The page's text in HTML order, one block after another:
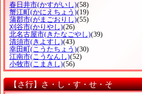
春日井市(かすがいし)(58)
蟹江町 (かにえちょう)(19)
蒲郡市(がまごおりし)(55)
刈谷市(かりやし)(26)
北名古屋市(きたなごやし)(39)
清須市(きよすし)(43)
幸田町 (こうたちょう)(30)
江南市(こうなんし)(52)
小牧市(こまきし)(56)
【さ行】さ・し・す・せ・そ